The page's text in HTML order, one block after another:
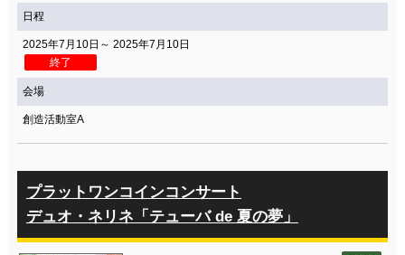
日程
2025年7月10日～ 2025年7月10日
終了
会場
創造活動室A
プラットワンコインコンサート
デュオ・ネリネ「テューバ de 夏の夢」